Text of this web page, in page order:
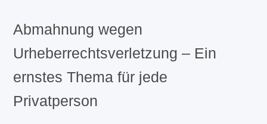
Abmahnung wegen
Urheberrechtsverletzung – Ein
ernstes Thema für jede
Privatperson